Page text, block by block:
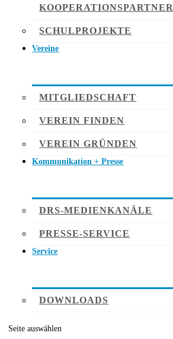
KOOPERATIONSPARTNER
SCHULPROJEKTE
Vereine
MITGLIEDSCHAFT
VEREIN FINDEN
VEREIN GRÜNDEN
Kommunikation + Presse
DRS-MEDIENKANÄLE
PRESSE-SERVICE
Service
DOWNLOADS
Seite auswählen